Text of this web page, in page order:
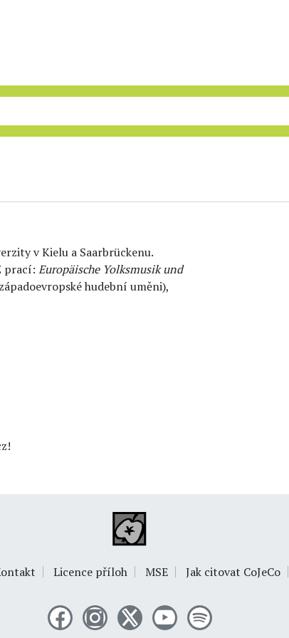
v Kielu a Saarbrückenu.
prací: Europäische Yolksmusik und
hudební uměni),
Licence příloh MSE Jak citovat CoJeCo